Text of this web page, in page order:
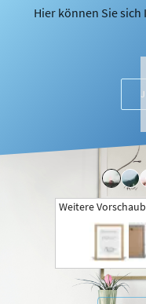
Hier können Sie
Weitere